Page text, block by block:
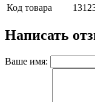
Код товара
Написать
Ваше имя: